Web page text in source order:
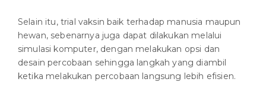
Selain itu, trial vaksin baik terhadap manusia maupun
hewan, sebenarnya juga dapat dilakukan melalui
simulasi komputer, dengan melakukan opsi dan
desain percobaan sehingga langkah yang diambil
ketika melakukan percobaan langsung lebih efisien.